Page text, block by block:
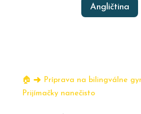
Angličtina
🏠︎ ➜ Príprava na bilingválne
Prijímačky nanečisto